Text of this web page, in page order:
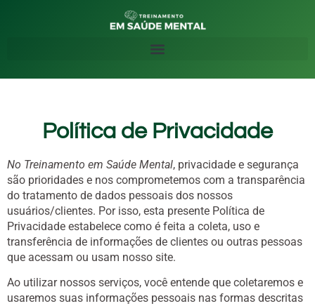
Política de Privacidade
No Treinamento em Saúde Mental, privacidade e segurança
são prioridades e nos comprometemos com a transparência
do tratamento de dados pessoais dos nossos
usuários/clientes. Por isso, esta presente Política de
Privacidade estabelece como é feita a coleta, uso e
transferência de informações de clientes ou outras pessoas
que acessam ou usam nosso site.
Ao utilizar nossos serviços, você entende que coletaremos e
usaremos suas informações pessoais nas formas descritas